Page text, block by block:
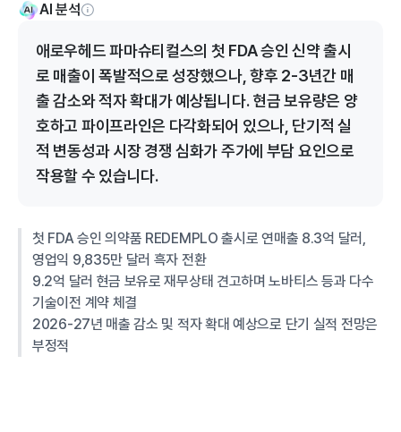
AI 분석
애로우헤드 파마슈티컬스의 첫 FDA 승인 신약 출시
로 매출이 폭발적으로 성장했으나, 향후 2-3년간 매
출 감소와 적자 확대가 예상됩니다. 현금 보유량은 양
호하고 파이프라인은 다각화되어 있으나, 단기적 실
적 변동성과 시장 경쟁 심화가 주가에 부담 요인으로
작용할 수 있습니다.
첫 FDA 승인 의약품 REDEMPLO 출시로 연매출 8.3억 달러,
영업익 9,835만 달러 흑자 전환
9.2억 달러 현금 보유로 재무상태 견고하며 노바티스 등과 다수
기술이전 계약 체결
2026-27년 매출 감소 및 적자 확대 예상으로 단기 실적 전망은
부정적